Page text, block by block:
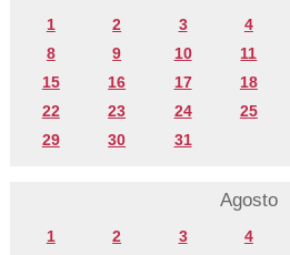
1 2 3 4
8
9 10 11
15
16 17 18
22
23 24 25
29
30 31
Agosto
1 2 3 4